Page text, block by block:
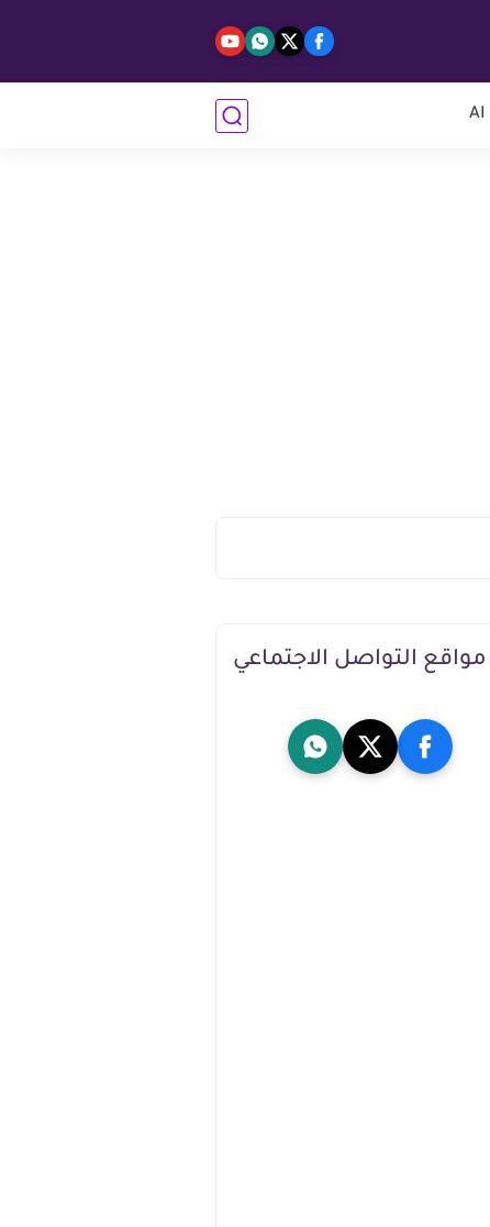
مواقع التواصل الاجتماعي